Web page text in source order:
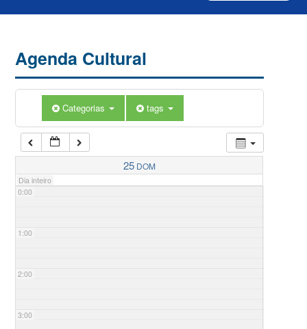
Agenda Cultural
Categorias tags
25 DOM
Dia inteiro
0:00
1:00
2:00
3:00